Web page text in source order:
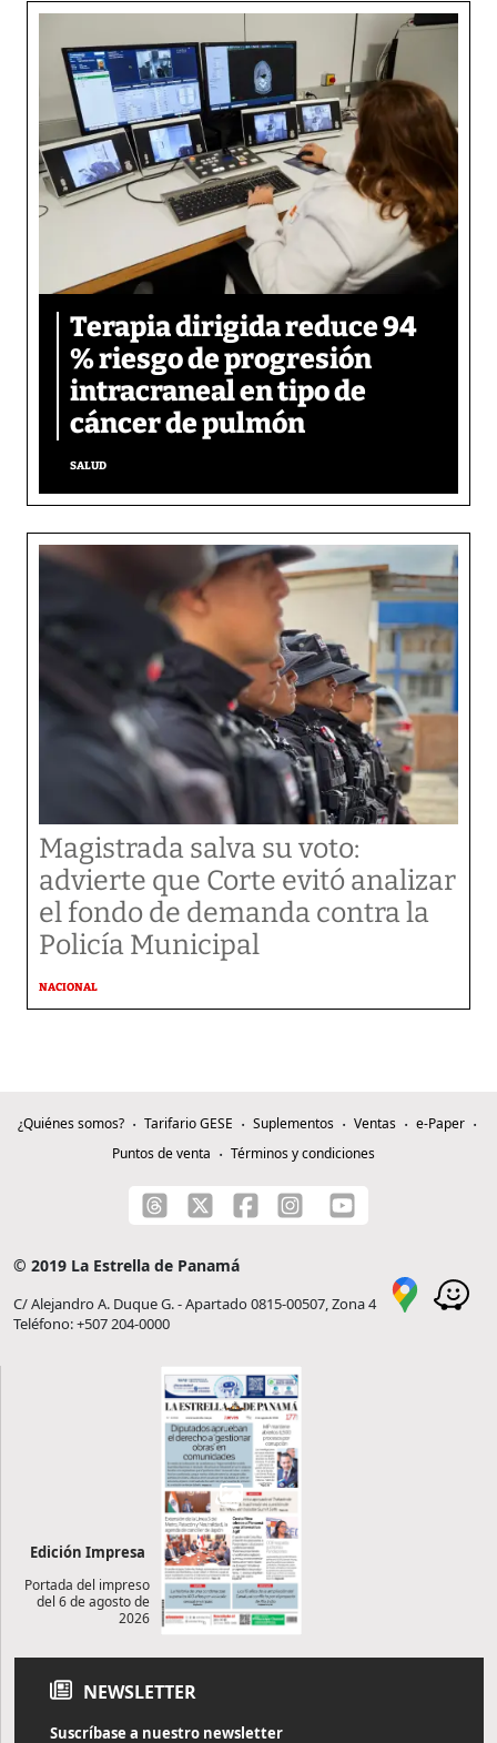
Terapia dirigida reduce 94
% riesgo de progresión
intracraneal en tipo de
cáncer de pulmón
SALUD
Magistrada salva su voto:
advierte que Corte evitó analizar
el fondo de demanda contra la
Policía Municipal
NACIONAL
¿Quiénes somos? Tarifario GESE Suplementos Ventas
e-Paper
Puntos de venta
Términos y condiciones
© 2019 La Estrella de Panamá
C/ Alejandro A. Duque G. - Apartado 0815-00507, Zona 4
Teléfono: +507 204-0000
Edición Impresa
Portada del impreso
del 6 de agosto de
2026
NEWSLETTER
Suscríbase a nuestro newsletter